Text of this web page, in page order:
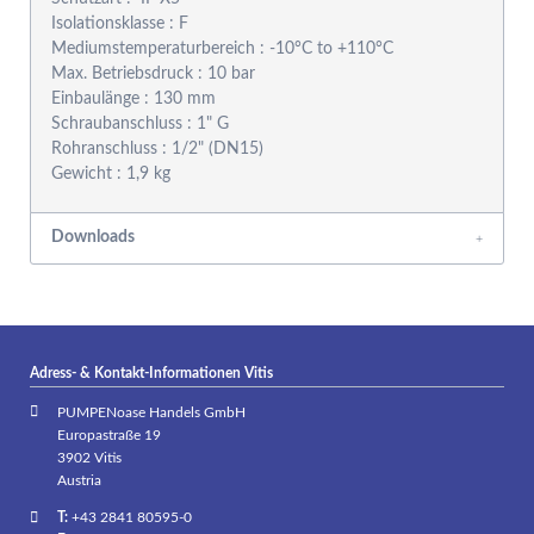
Isolationsklasse : F
Mediumstemperaturbereich : -10°C to +110°C
Max. Betriebsdruck : 10 bar
Einbaulänge : 130 mm
Schraubanschluss : 1" G
Rohranschluss : 1/2" (DN15)
Gewicht : 1,9 kg
Downloads
Adress- & Kontakt-Informationen Vitis
PUMPENoase Handels GmbH
Europastraße 19
3902 Vitis
Austria
T:+43 2841 80595-0